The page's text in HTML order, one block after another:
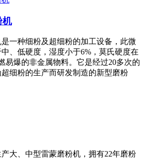
机
一种细粉及超细粉的加工设备，此微
、低硬度，湿度小于6%，莫氏硬度在
易爆的非金属物料。它是经过20多次的
细粉的生产而研发制造的新型磨粉
大、中型雷蒙磨粉机，拥有22年磨粉